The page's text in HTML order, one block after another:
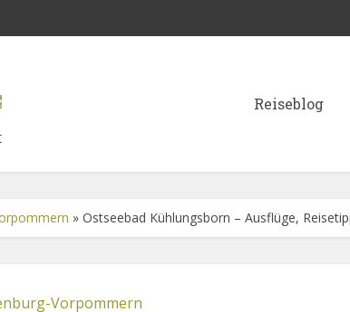
Reiseblog
» Ostseebad Kühlungsborn – Ausflüge,
Vorpommern